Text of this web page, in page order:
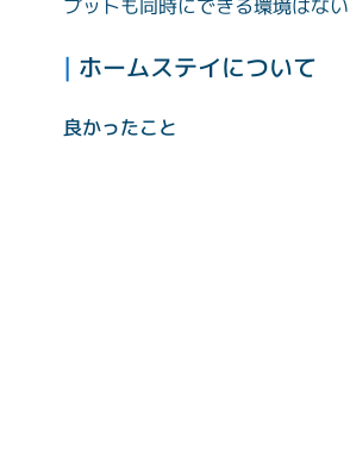
プットも同時にできる環境はな
| ホームステイについて
良かったこと